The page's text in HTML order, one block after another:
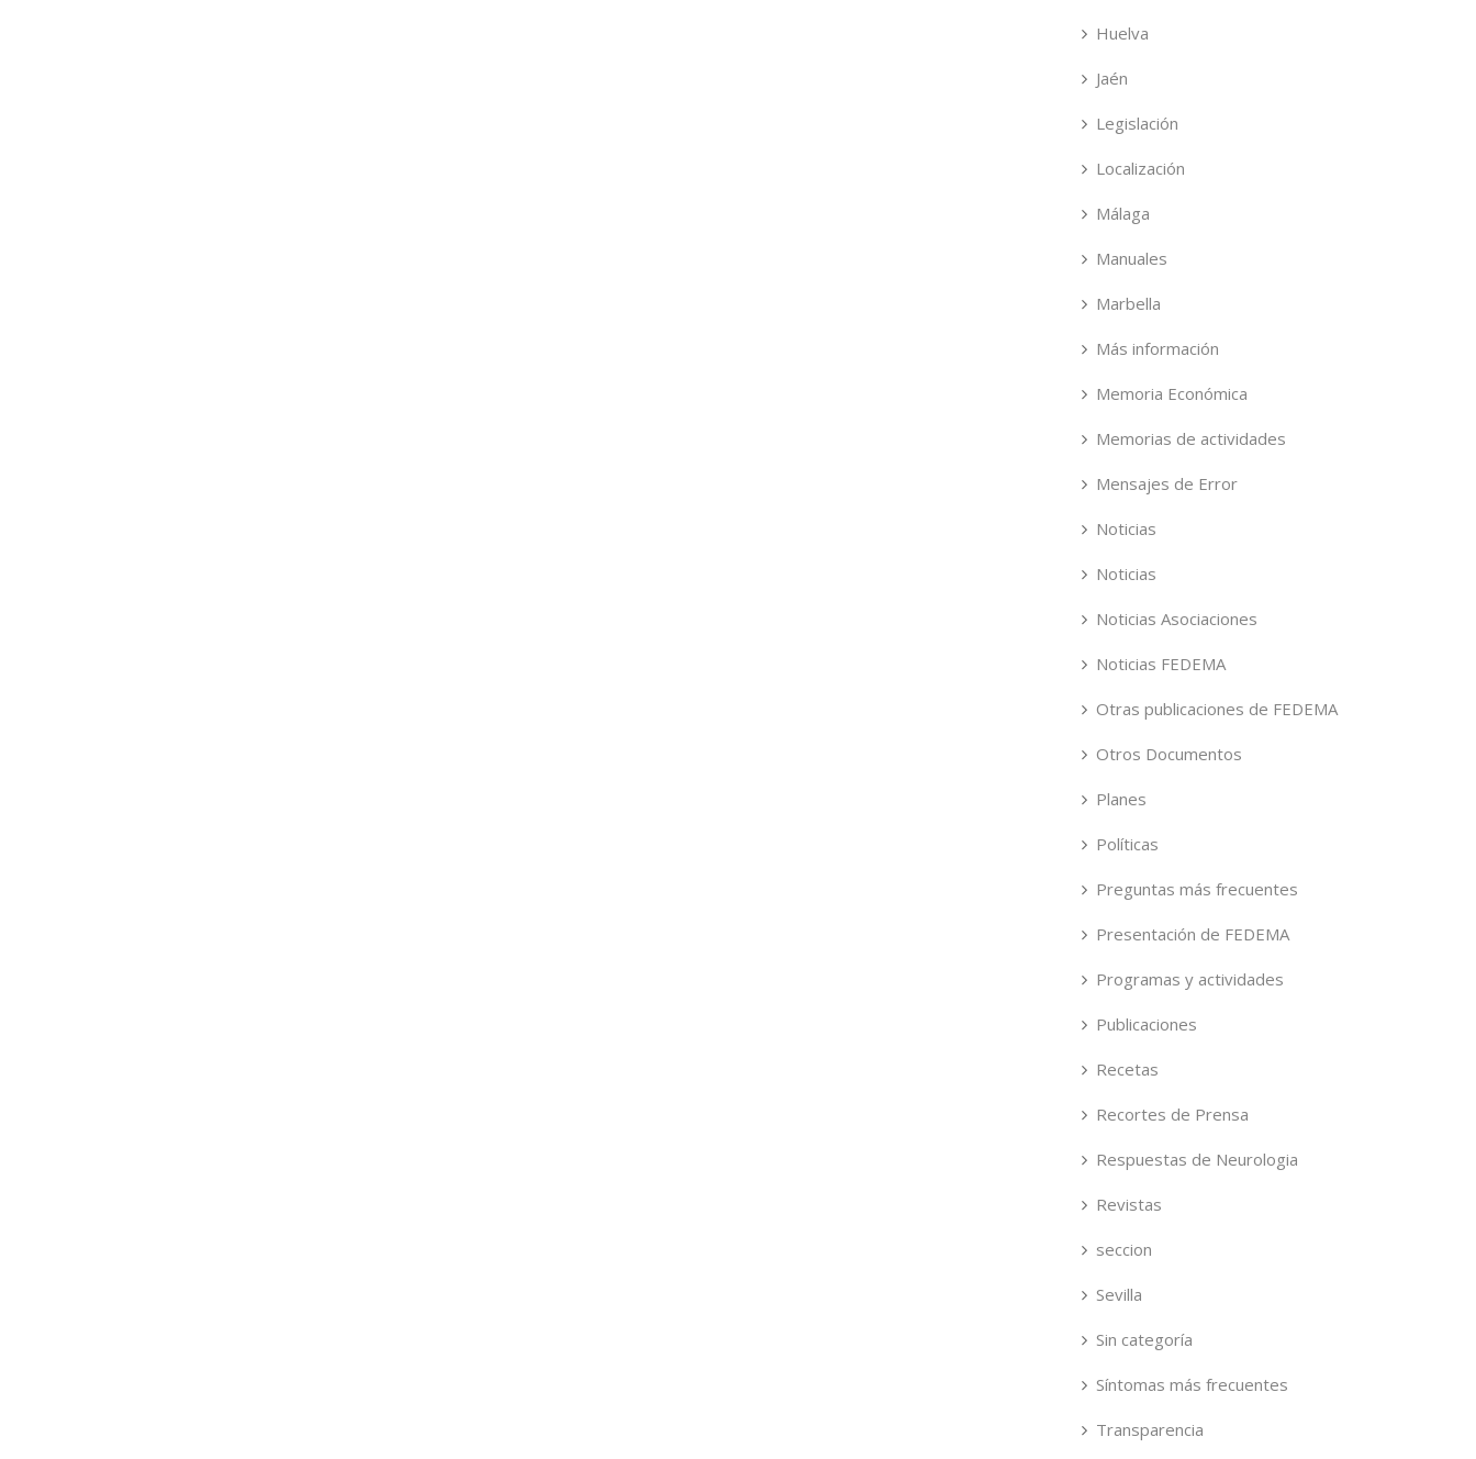
Huelva
Jaén
Legislación
Localización
Málaga
Manuales
Marbella
Más información
Memoria Económica
Memorias de actividades
Mensajes de Error
Noticias
Noticias
Noticias Asociaciones
Noticias FEDEMA
Otras publicaciones de FEDEMA
Otros Documentos
Planes
Políticas
Preguntas más frecuentes
Presentación de FEDEMA
Programas y actividades
Publicaciones
Recetas
Recortes de Prensa
Respuestas de Neurologia
Revistas
seccion
Sevilla
Sin categoría
Síntomas más frecuentes
Transparencia